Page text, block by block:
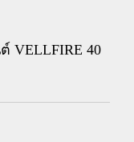
VELLFIRE 40